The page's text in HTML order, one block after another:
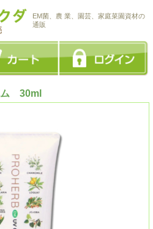
EM菌、農 業、園芸、家庭菜園資材の
通販
ム 30ml